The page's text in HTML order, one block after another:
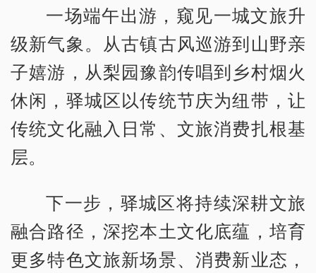
一场端午出游，窥见一城文旅升
级新气象。从古镇古风巡游到山野亲
子嬉游，从梨园豫韵传唱到乡村烟火
休闲，驿城区以传统节庆为纽带，让
传统文化融入日常、文旅消费扎根基
层。
下一步，驿城区将持续深耕文旅
融合路径，深挖本土文化底蕴，培育
更多特色文旅新场景、消费新业态，